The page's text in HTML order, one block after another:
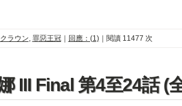
ラウン, 罪惡王冠｜ 回應：(1)｜閱讀 11477 次
III Final 第4至24話 (